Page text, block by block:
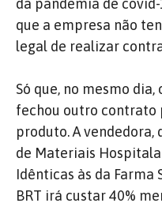
da pandemia de
que a empresa não
legal de realizar
Só que, no mesmo
fechou outro contrato
produto. A vendedora,
de Materiais
Idênticas às da Farma
BRT irá custar 40%